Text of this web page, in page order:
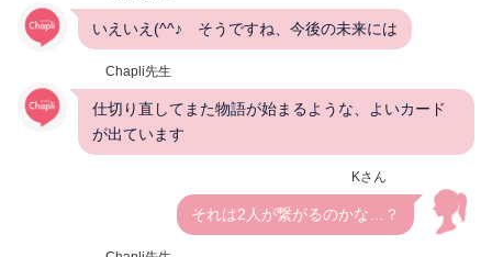
いえいえ(^^♪ そうですね、今後の未来には
Chapli先生
仕切り直してまた物語が始まるような、よいカード
が出ています
Kさん
それは2人が繋がるのかな…？